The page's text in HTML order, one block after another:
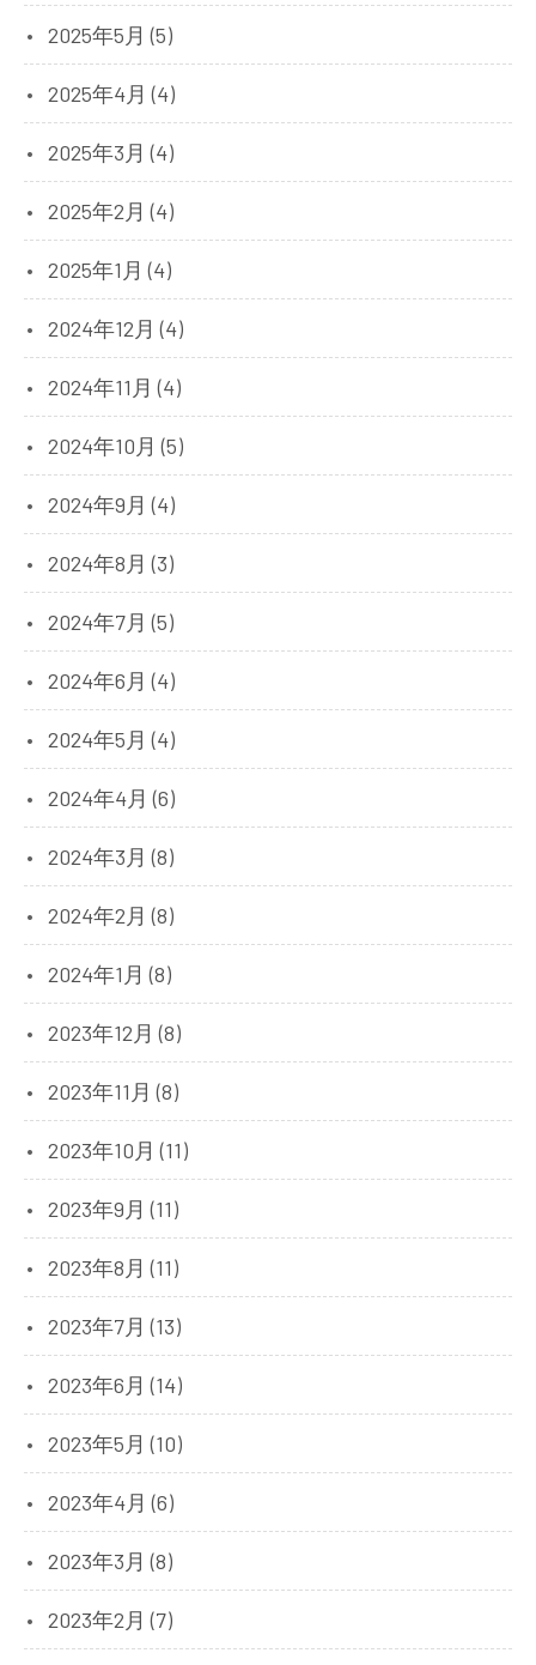
2025年5月 (5)
2025年4月 (4)
2025年3月 (4)
2025年2月 (4)
2025年1月 (4)
2024年12月 (4)
2024年11月 (4)
2024年10月 (5)
2024年9月 (4)
2024年8月 (3)
2024年7月 (5)
2024年6月 (4)
2024年5月 (4)
2024年4月 (6)
2024年3月 (8)
2024年2月 (8)
2024年1月 (8)
2023年12月 (8)
2023年11月 (8)
2023年10月 (11)
2023年9月 (11)
2023年8月 (11)
2023年7月 (13)
2023年6月 (14)
2023年5月 (10)
2023年4月 (6)
2023年3月 (8)
2023年2月 (7)